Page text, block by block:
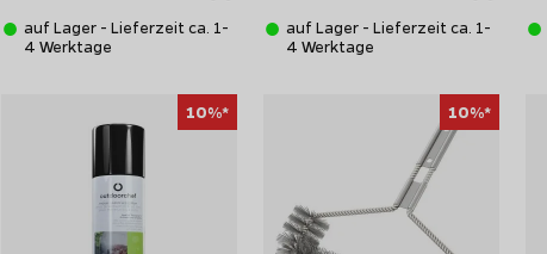
auf Lager - Lieferzeit ca. 1-
4 Werktage
auf Lager - Lieferzeit ca. 1-
4 Werktage
10%* 10%*